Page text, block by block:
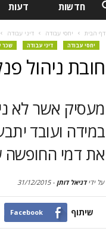
חדשות דעות
דף הבית יחסי עבודה דיני עבודה
יחסי עבודה דיני עבודה שכר
חובת ניהול
מעסיק אשר לא
במידה ועובד
את דמי החופשה
על ידידניאל דותן -
31/12/2015
שיתוף Facebook